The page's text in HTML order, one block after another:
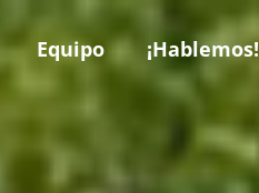
Equipo ¡Hablemos!